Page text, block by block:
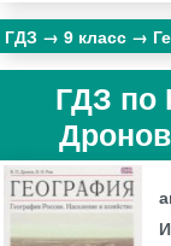
ГДЗ 9 класс
ГДЗ по